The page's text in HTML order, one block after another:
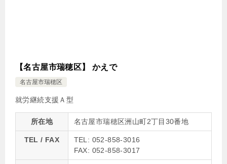
【名古屋市瑞穂区】 かえで
名古屋市瑞穂区
就労継続支援Ａ型
所在地 名古屋市瑞穂区洲山町2丁目30番地
TEL / FAX
TEL: 052-858-3016
FAX: 052-858-3017